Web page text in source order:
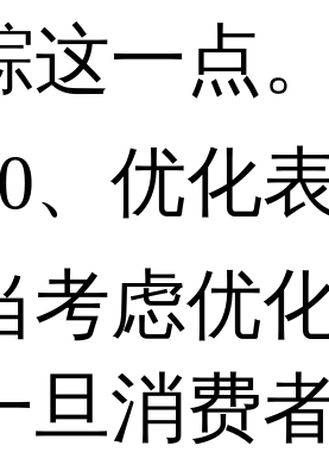
这一点
优化表
优化
旦消费